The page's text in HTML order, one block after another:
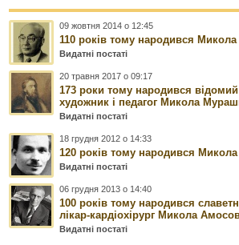
09 жовтня 2014 о 12:45
110 років тому народився
Видатні постаті
20 травня 2017 о 09:17
173 роки тому народився відомий
художник і педагог Микола
Видатні постаті
18 грудня 2012 о 14:33
120 років тому народився
Видатні постаті
06 грудня 2013 о 14:40
100 років тому народився
лікар-кардіохірург Микола
Видатні постаті